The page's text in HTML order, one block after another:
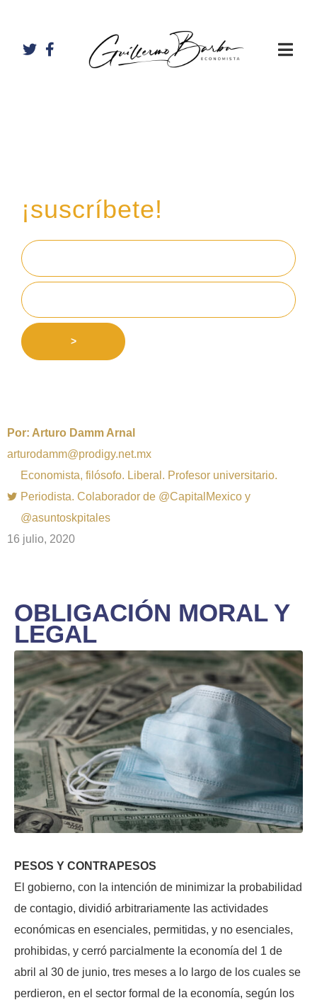
¡suscríbete!
>
Por: Arturo Damm Arnal
arturodamm@prodigy.net.mx
Economista, filósofo. Liberal. Profesor universitario.
Periodista. Colaborador de @CapitalMexico y
@asuntoskpitales
16 julio, 2020
OBLIGACIÓN MORAL Y
LEGAL
PESOS Y CONTRAPESOS
El gobierno, con la intención de minimizar la probabilidad
de contagio, dividió arbitrariamente las actividades
económicas en esenciales, permitidas, y no esenciales,
prohibidas, y cerró parcialmente la economía del 1 de
abril al 30 de junio, tres meses a lo largo de los cuales se
perdieron, en el sector formal de la economía, según los